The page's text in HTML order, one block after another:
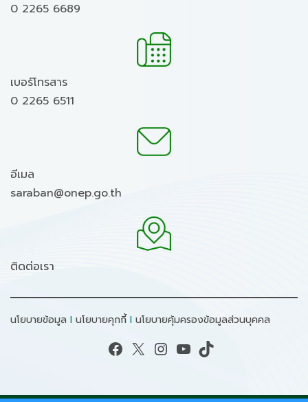
0 2265 6689
เบอร์โทรสาร
0 2265 6511
อีเมล
saraban@onep.go.th
ติดต่อเรา
นโยบายข้อมูล I นโยบายคุกกี้ I นโยบายคุ้มครองข้อมูลส่วนบุคคล
Facebook X Instagram YouTube TikTok